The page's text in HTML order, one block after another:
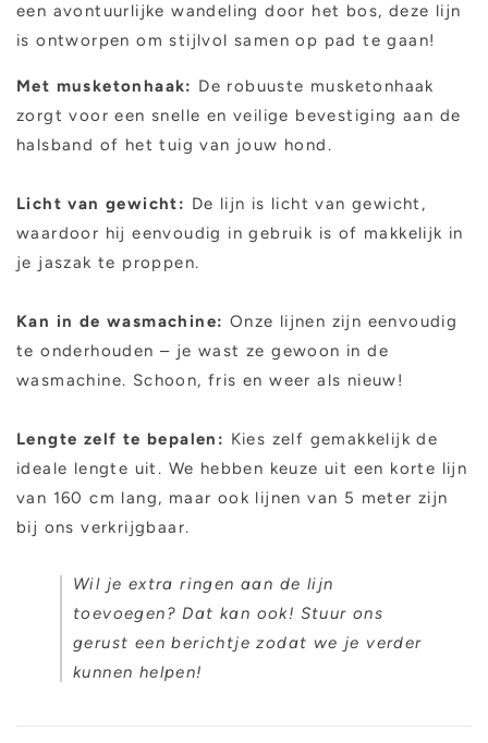
een avontuurlijke wandeling door het bos, deze lijn
is ontworpen om stijlvol samen op pad te gaan!
Met musketonhaak: De robuuste musketonhaak
zorgt voor een snelle en veilige bevestiging aan de
halsband of het tuig van jouw hond.
Licht van gewicht: De lijn is licht van gewicht,
waardoor hij eenvoudig in gebruik is of makkelijk in
je jaszak te proppen.
Kan in de wasmachine: Onze lijnen zijn eenvoudig
te onderhouden – je wast ze gewoon in de
wasmachine. Schoon, fris en weer als nieuw!
Lengte zelf te bepalen: Kies zelf gemakkelijk de
ideale lengte uit. We hebben keuze uit een korte lijn
van 160 cm lang, maar ook lijnen van 5 meter zijn
bij ons verkrijgbaar.
Wil je extra ringen aan de lijn
toevoegen? Dat kan ook! Stuur ons
gerust een berichtje zodat we je verder
kunnen helpen!